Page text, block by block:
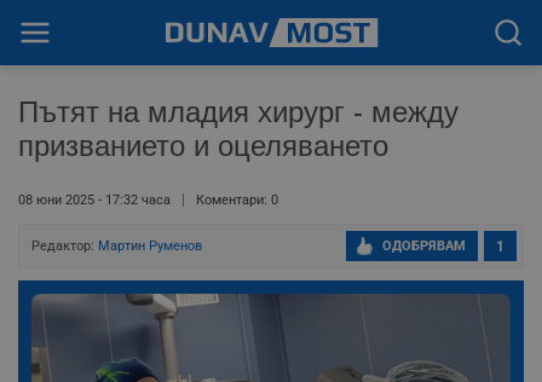
Пътят на младия хирург - между
призванието и оцеляването
08 юни 2025 - 17:32 часа Коментари: 0
Редактор: Мартин Руменов 1
ОДОБРЯВАМ